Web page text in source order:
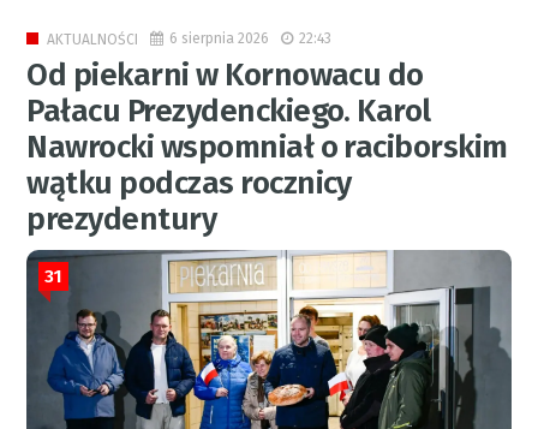
AKTUALNOŚCI 6 sierpnia 2026 22:43
Od piekarni w Kornowacu do
Pałacu Prezydenckiego. Karol
Nawrocki wspomniał o raciborskim
wątku podczas rocznicy
prezydentury
31